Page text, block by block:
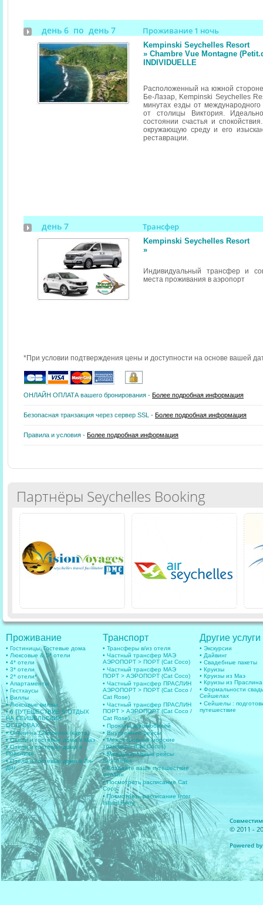
день 6 по день 7 Проживание 1 ночь
Kempinski Seychelles Resort
» Chambre Vue Montagne
INDIVIDUELLE
Расположенный на южной
Бе-Лазар, Kempinski Seychelles
минутах езды от
от столицы Виктория.
состоянии счастья и
окружающую среду и его
реставрации.
день 7 Трансфер
Kempinski Seychelles Resort
»
Индивидуальный трансфер и
места проживания в аэропорт
*При условии подтверждения цены и доступности на основе вашей
ОНЛАЙН ОПЛАТА вашего бронирования - Более подробная информация
Безопасная транзакция через сервер SSL - Более подробная информация
Правила и условия - Более подробная информация
Партнёры Seychelles Booking
Проживание
• Гостиницы, Гостевые дома
• Люксовые & 5* отели
• 4* отели
• 3* отели
• 2* отели*
• Апартаменты
• Гестхаусы
• Виллы
• Люксовые виллы
• 6 ПУТЕШЕСТВИЕ & ОТДЫХ
НА СЕЙШЕЛЬСКИХ
ОСТРОВАХ
• Отели на Сейшелах (карта)
• Отели и гостевые дома в Маэ
• Отели и гостевые дома в
Праслине
• Отели и гостевые дома в Ля-
Диг
Транспорт
• Трансферы в/из отеля
• Частный трансфер МАЭ
АЭРОПОРТ > ПОРТ (Cat Coco)
• Частный трансфер МАЭ
ПОРТ > АЭРОПОРТ (Cat Coco)
• Частный трансфер ПРАСЛИН
АЭРОПОРТ > ПОРТ (Cat Coco /
Cat Rose)
• Частный трансфер ПРАСЛИН
ПОРТ > АЭРОПОРТ (Cat Coco /
Cat Rose)
• Прокаты автомобилей
• Внутренние рейсы
• Межостровные морские
транферы (Cat Cocos)
• Международные рейсы
Seychelles
• Создайте ваше путешествие
онлайн
• Посмотреть расписание Cat
Coco
• Посмотреть расписание Inter
Island Ferry
Другие услуги
• Экскурсии
• Дайвинг
• Свадебные пакеты
• Круизы
• Круизы из Маэ
• Круизы из Праслина
• Формальности
Сейшелах
• Сейшелы :
путешествие
© 2011 -
Powered by